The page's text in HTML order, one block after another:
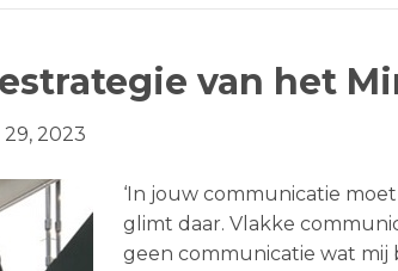
van het
2023
‘In jouw communicatie
glimt daar. Vlakke
geen communicatie wat mij